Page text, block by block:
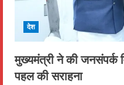
देश
मुख्यमंत्री ने की जनसंपर्क
पहल की सराहना